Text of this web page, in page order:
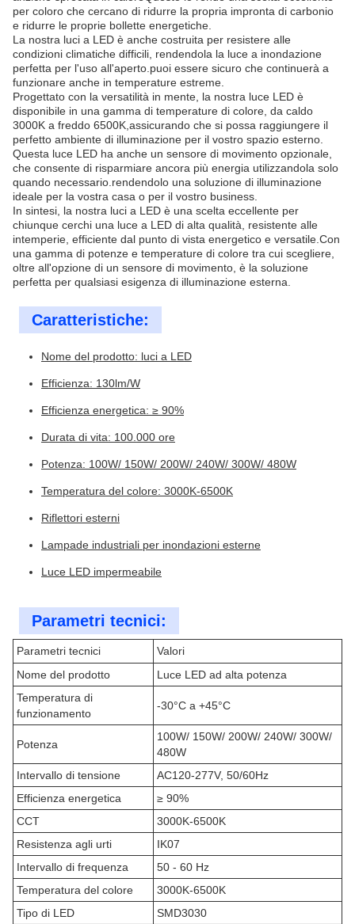
per coloro che cercano di ridurre la propria impronta di carbonio
e ridurre le proprie bollette energetiche.
La nostra luci a LED è anche costruita per resistere alle
condizioni climatiche difficili, rendendola la luce a inondazione
perfetta per l'uso all'aperto.puoi essere sicuro che continuerà a
funzionare anche in temperature estreme.
Progettato con la versatilità in mente, la nostra luce LED è
disponibile in una gamma di temperature di colore, da caldo
3000K a freddo 6500K,assicurando che si possa raggiungere il
perfetto ambiente di illuminazione per il vostro spazio esterno.
Questa luce LED ha anche un sensore di movimento opzionale,
che consente di risparmiare ancora più energia utilizzandola solo
quando necessario.rendendolo una soluzione di illuminazione
ideale per la vostra casa o per il vostro business.
In sintesi, la nostra luci a LED è una scelta eccellente per
chiunque cerchi una luce a LED di alta qualità, resistente alle
intemperie, efficiente dal punto di vista energetico e versatile.Con
una gamma di potenze e temperature di colore tra cui scegliere,
oltre all'opzione di un sensore di movimento, è la soluzione
perfetta per qualsiasi esigenza di illuminazione esterna.
Caratteristiche:
Nome del prodotto: luci a LED
Efficienza: 130lm/W
Efficienza energetica: ≥ 90%
Durata di vita: 100.000 ore
Potenza: 100W/ 150W/ 200W/ 240W/ 300W/ 480W
Temperatura del colore: 3000K-6500K
Riflettori esterni
Lampade industriali per inondazioni esterne
Luce LED impermeabile
Parametri tecnici:
Parametri tecnici
Valori
Nome del prodotto
Luce LED ad alta potenza
Temperatura di
funzionamento
-30°C a +45°C
Potenza
100W/ 150W/ 200W/ 240W/ 300W/
480W
Intervallo di tensione
AC120-277V, 50/60Hz
Efficienza energetica
≥ 90%
CCT
3000K-6500K
Resistenza agli urti
IK07
Intervallo di frequenza
50 - 60 Hz
Temperatura del colore
3000K-6500K
Tipo di LED
SMD3030